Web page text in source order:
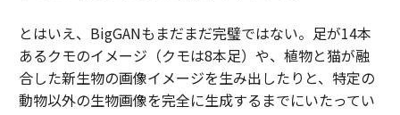
とはいえ、BigGANもまだまだ完璧ではない。足が14本
あるクモのイメージ（クモは8本足）や、植物と猫が融
合した新生物の画像イメージを生み出したりと、特定の
動物以外の生物画像を完全に生成するまでにいたってい